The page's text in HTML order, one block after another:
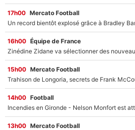
17h00 Mercato Football
16h00 Équipe de France
15h00 Mercato Football
14h00 Football
13h00 Mercato Football